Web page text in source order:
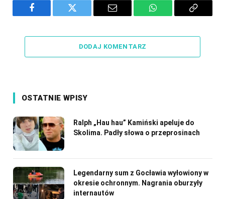
Facebook Twitter Email WhatsAppCopy
DODAJ KOMENTARZ
OSTATNIE WPISY
Ralph „Hau hau” Kamiński apeluje do
Skolima. Padły słowa o przeprosinach
Legendarny sum z Gocławia wyłowiony w
okresie ochronnym. Nagrania oburzyły
internautów